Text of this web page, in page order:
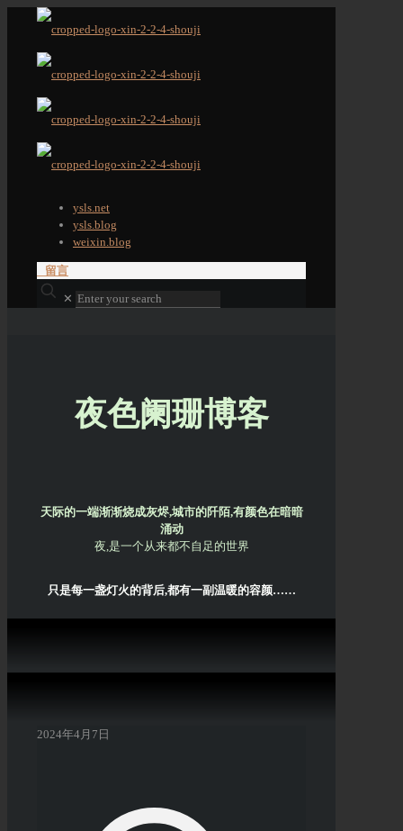
ysls.net
ysls.blog
weixin.blog
留言
✕
夜色阑珊博客
天际的一端渐渐烧成灰烬,城市的阡陌,有颜色在暗暗
涌动
夜,是一个从来都不自足的世界
只是每一盏灯火的背后,都有一副温暖的容颜……
2024年4月7日